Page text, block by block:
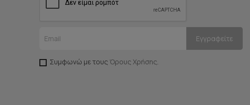
Συμφωνώ με τους Όρους Χρήσης.